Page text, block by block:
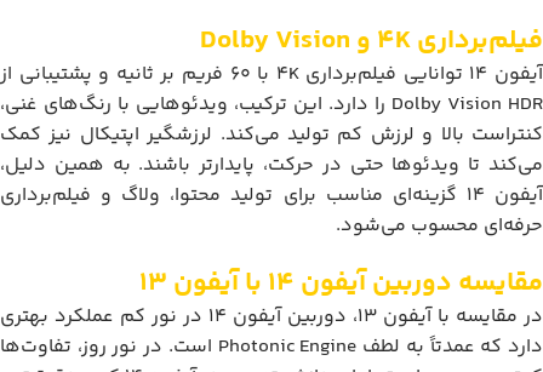
فیلم‌برداری 4K و Dolby Vision
آیفون 14 توانایی فیلم‌برداری 4K با 60 فریم بر ثانیه و پشتیبانی از
Dolby Vision HDR را دارد. این ترکیب، ویدئوهایی با رنگ‌های غنی،
کنتراست بالا و لرزش کم تولید می‌کند. لرزشگیر اپتیکال نیز کمک
می‌کند تا ویدئوها حتی در حرکت، پایدارتر باشند. به همین دلیل،
آیفون 14 گزینه‌ای مناسب برای تولید محتوا، ولاگ و فیلم‌برداری
حرفه‌ای محسوب می‌شود.
مقایسه دوربین آیفون 14 با آیفون 13
در مقایسه با آیفون 13، دوربین آیفون 14 در نور کم عملکرد بهتری
دارد که عمدتاً به لطف Photonic Engine است. در نور روز، تفاوت‌ها